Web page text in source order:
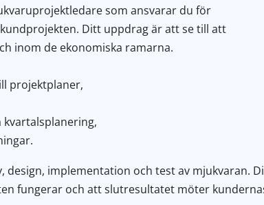
som ansvarar du för
Ditt uppdrag är att se till att
inom de ekonomiska ramarna.
projektplaner,
implementation och test av mjukvaran.
fungerar och att slutresultatet möter